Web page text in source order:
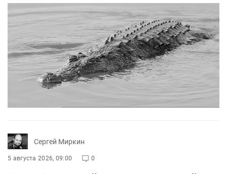
Сергей Миркин
5 августа 2026, 09:00 0